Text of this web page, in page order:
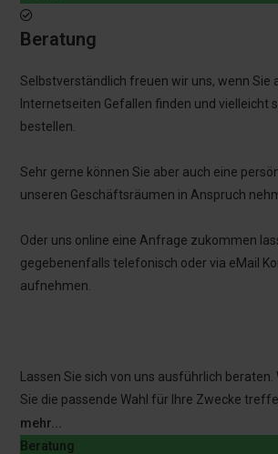
Beratung
Selbstverständlich freuen wir uns, wenn Sie
Internetseiten Gefallen finden und vielleicht
bestellen.
Sehr gerne können Sie aber auch eine
unseren Geschäftsräumen in Anspruch
Oder uns online eine Anfrage zukommen
gegebenenfalls telefonisch oder via eMail
aufnehmen.
Lassen Sie sich von uns ausführlich beraten.
Sie die passende Wahl für Ihre Zwecke
mehr...
Beratung